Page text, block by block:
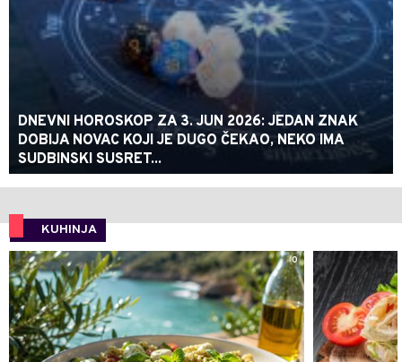
DNEVNI HOROSKOP ZA 3. JUN 2026: JEDAN ZNAK
DOBIJA NOVAC KOJI JE DUGO ČEKAO, NEKO IMA
SUDBINSKI SUSRET...
KUHINJA
0